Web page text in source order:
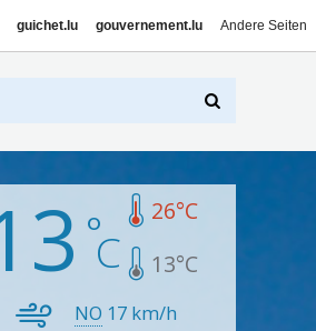
guichet.lu gouvernement.lu Andere Seiten
26°C
13°C
NO 17 km/h